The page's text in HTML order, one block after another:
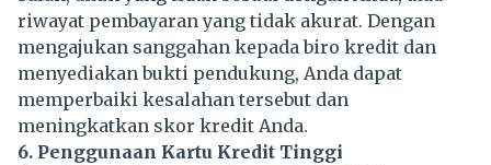
riwayat pembayaran yang tidak akurat. Dengan
mengajukan sanggahan kepada biro kredit dan
menyediakan bukti pendukung, Anda dapat
memperbaiki kesalahan tersebut dan
meningkatkan skor kredit Anda.
6. Penggunaan Kartu Kredit Tinggi